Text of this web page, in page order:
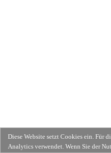
Diese Website setzt Cookies ein. Für
Analytics verwendet. Wenn Sie der